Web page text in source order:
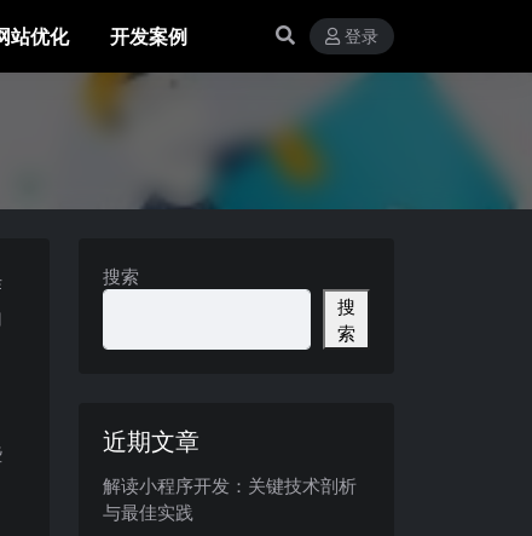
站优化 开发案例 登录
搜索
搜
索
近期文章
解读小程序开发：关键技术剖析
与最佳实践